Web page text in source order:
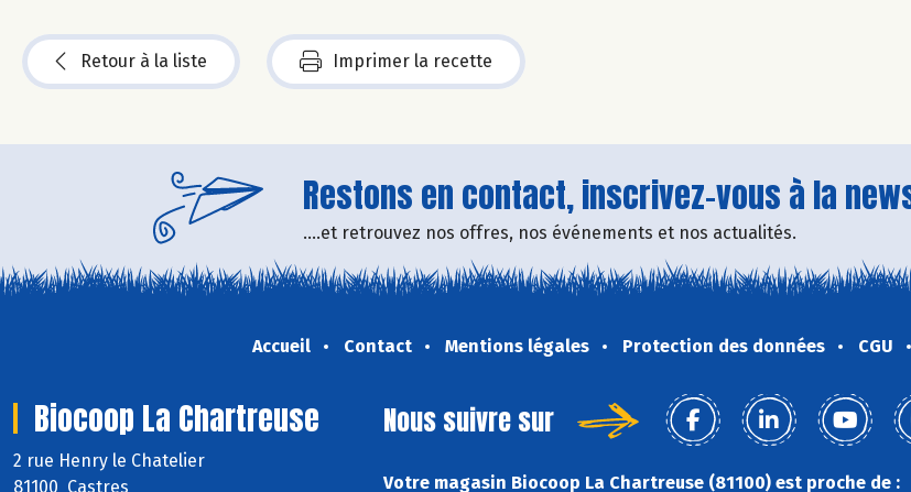
Retour à la liste Imprimer la recette
Restons en contact, inscrivez-vous à la
....et retrouvez nos offres, nos événements et nos actualités.
Accueil Contact Mentions légales Protection des données CGU
Biocoop La Chartreuse
2 rue Henry le Chatelier
81100 Castres
Nous suivre sur
Votre magasin Biocoop La Chartreuse (81100) est proche de :